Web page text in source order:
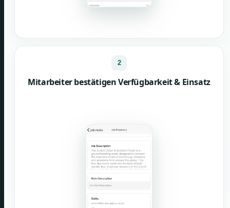
2
Mitarbeiter bestätigen Verfügbarkeit & Einsatz